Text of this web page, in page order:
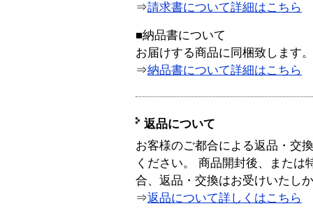
⇒請求書について詳細はこちら
■納品書について
お届けする商品に同梱致します。
⇒納品書について詳細はこちら
返品について
お客様のご都合による返品・交
ください。 商品開封後、または
合、返品・交換はお受けいたし
⇒返品について詳しくはこちら